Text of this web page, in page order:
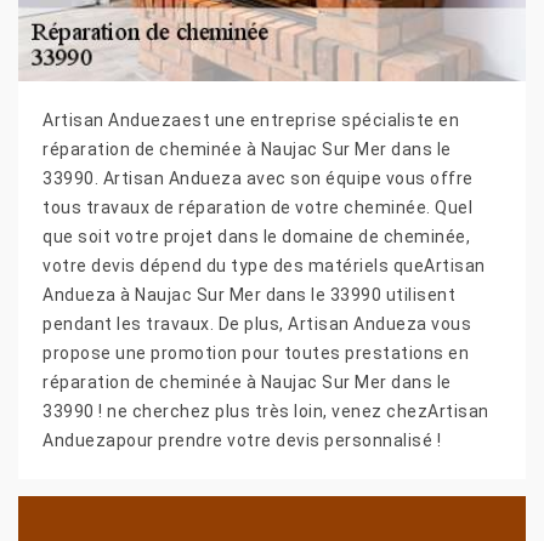
Artisan Anduezaest une entreprise spécialiste en
réparation de cheminée à Naujac Sur Mer dans le
33990. Artisan Andueza avec son équipe vous offre
tous travaux de réparation de votre cheminée. Quel
que soit votre projet dans le domaine de cheminée,
votre devis dépend du type des matériels queArtisan
Andueza à Naujac Sur Mer dans le 33990 utilisent
pendant les travaux. De plus, Artisan Andueza vous
propose une promotion pour toutes prestations en
réparation de cheminée à Naujac Sur Mer dans le
33990 ! ne cherchez plus très loin, venez chezArtisan
Anduezapour prendre votre devis personnalisé !